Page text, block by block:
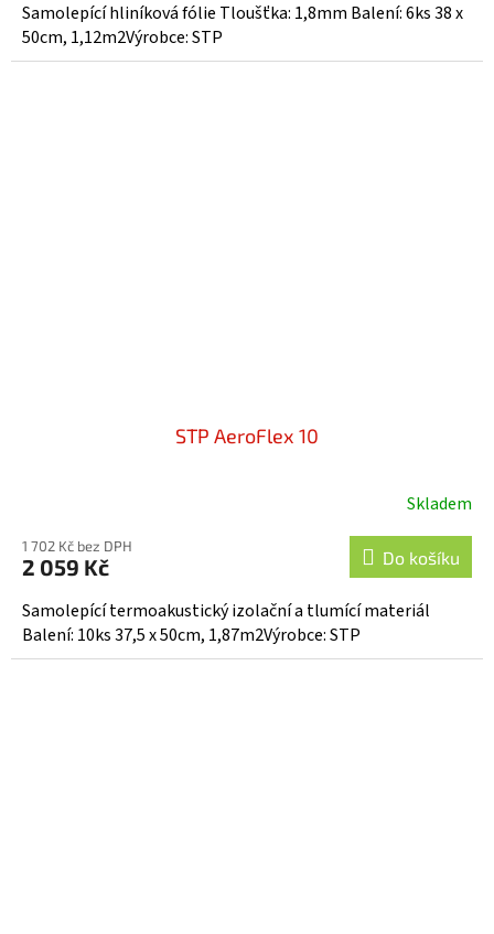
Samolepící hliníková fólie Tloušťka: 1,8mm Balení: 6ks 38 x
50cm, 1,12m2Výrobce: STP
STP AeroFlex 10
Skladem
1 702 Kč bez DPH
2 059 Kč Do košíku
Samolepící termoakustický izolační a tlumící materiál
Balení: 10ks 37,5 x 50cm, 1,87m2Výrobce: STP